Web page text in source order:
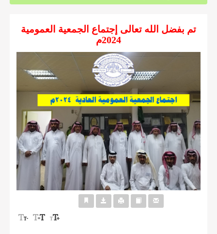
تم بفضل الله تعالى إجتماع الجمعية العمومية
2024م